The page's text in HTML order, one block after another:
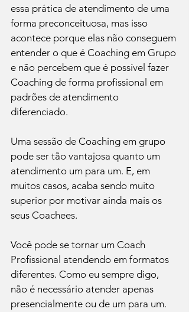
essa prática de atendimento de uma
forma preconceituosa, mas isso
acontece porque elas não conseguem
entender o que é Coaching em Grupo
e não percebem que é possível fazer
Coaching de forma profissional em
padrões de atendimento
diferenciado.
Uma sessão de Coaching em grupo
pode ser tão vantajosa quanto um
atendimento um para um. E, em
muitos casos, acaba sendo muito
superior por motivar ainda mais os
seus Coachees.
Você pode se tornar um Coach
Profissional atendendo em formatos
diferentes. Como eu sempre digo,
não é necessário atender apenas
presencialmente ou de um para um.